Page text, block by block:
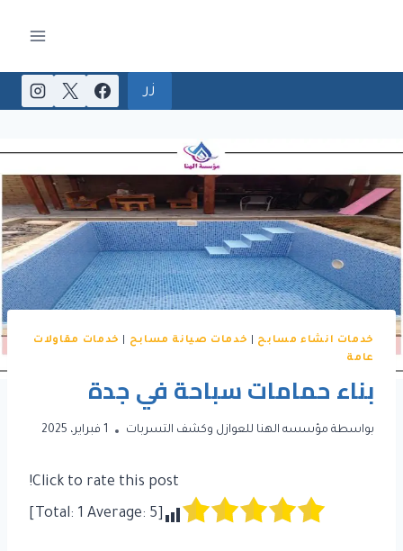
زر
خدمات انشاء مسابح خدمات صيانة مسابح
خدمات مقاولات
عامة
بناء حمامات سباحة في جدة
بواسطة مؤسسه الهنا للعوازل وكشف التسربات 1 فبراير، 2025
Click to rate this post!
1 Average: 5